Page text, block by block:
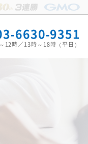
6630-9351
12時／13時～18時（平日）